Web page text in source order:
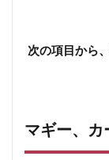
次の項目から
マギー、カ